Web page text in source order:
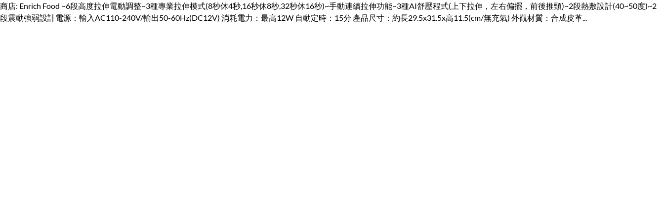
商店: Enrich Food ~6段高度拉伸電動調整~3種專業拉伸模式(8秒休4秒,16秒休8秒,32秒休16秒)~手動連續拉伸功能~3種AI舒壓程式(上下拉伸，左右偏擺，前後推頸)~2段熱敷設計(40~50度)~2
段震動強弱設計電源：輸入AC110-240V/輸出50-60Hz(DC12V) 消耗電力：最高12W 自動定時：15分 產品尺寸：約長29.5x31.5x高11.5(cm/無充氣) 外觀材質：合成皮革...